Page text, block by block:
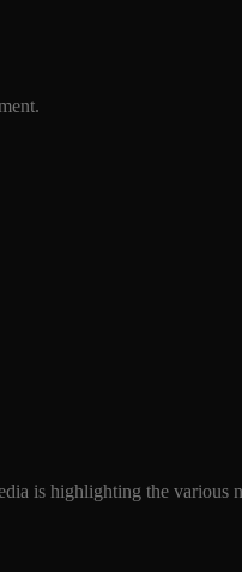
is highlighting the various